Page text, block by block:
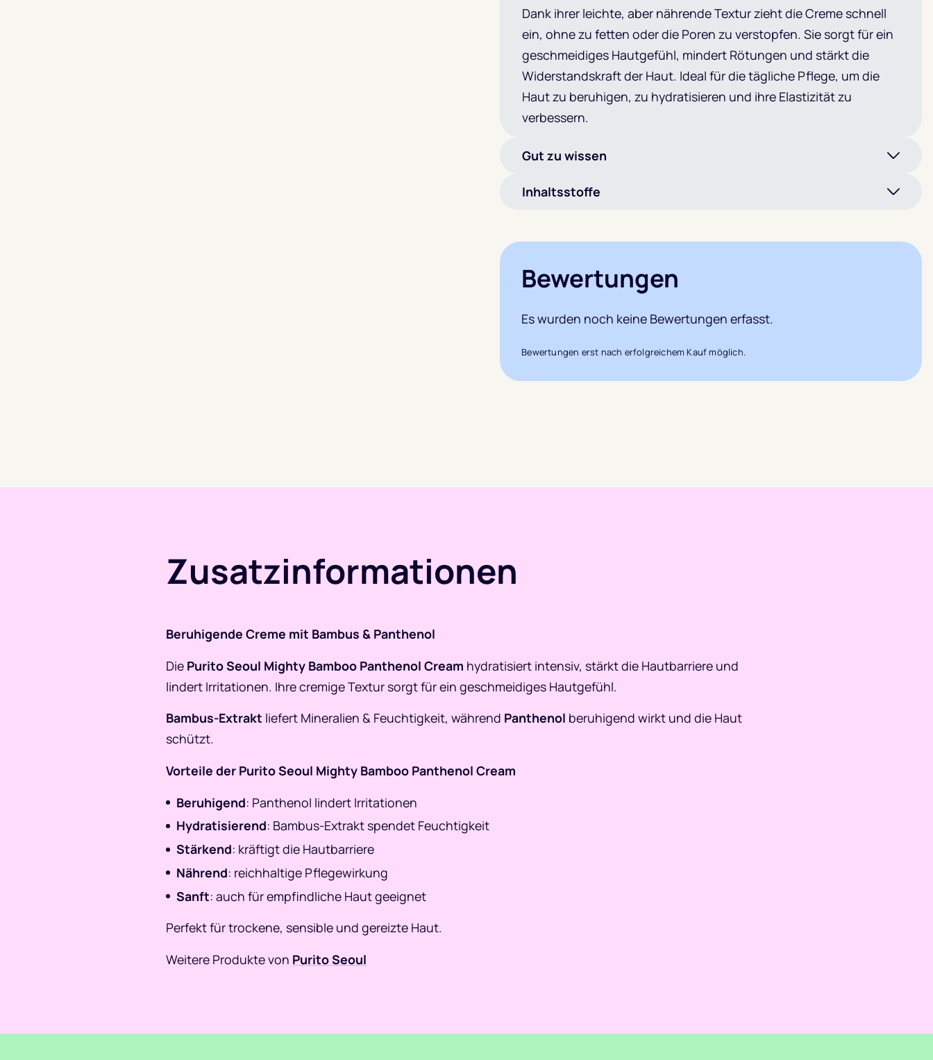
Dank ihrer leichte, aber nährende Textur zieht die Creme schnell
ein, ohne zu fetten oder die Poren zu verstopfen. Sie sorgt für ein
geschmeidiges Hautgefühl, mindert Rötungen und stärkt die
Widerstandskraft der Haut. Ideal für die tägliche Pflege, um die
Haut zu beruhigen, zu hydratisieren und ihre Elastizität zu
verbessern.
Gut zu wissen
Inhaltsstoffe
Bewertungen
Es wurden noch keine Bewertungen erfasst.
Bewertungen erst nach erfolgreichem Kauf möglich.
Zusatzinformationen
Beruhigende Creme mit Bambus & Panthenol
Die Purito Seoul Mighty Bamboo Panthenol Cream hydratisiert intensiv, stärkt die Hautbarriere und
lindert Irritationen. Ihre cremige Textur sorgt für ein geschmeidiges Hautgefühl.
Bambus-Extrakt liefert Mineralien & Feuchtigkeit, während Panthenol beruhigend wirkt und die Haut
schützt.
Vorteile der Purito Seoul Mighty Bamboo Panthenol Cream
Beruhigend: Panthenol lindert Irritationen
Hydratisierend: Bambus-Extrakt spendet Feuchtigkeit
Stärkend: kräftigt die Hautbarriere
Nährend: reichhaltige Pflegewirkung
Sanft: auch für empfindliche Haut geeignet
Perfekt für trockene, sensible und gereizte Haut.
Weitere Produkte von Purito Seoul